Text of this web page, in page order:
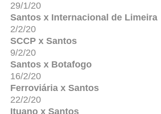
29/1/20
Santos x Internacional de Limeira
2/2/20
SCCP x Santos
9/2/20
Santos x Botafogo
16/2/20
Ferroviária x Santos
22/2/20
Ituano x Santos